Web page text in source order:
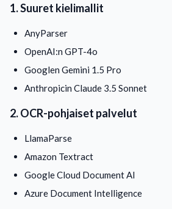
1. Suuret kielimallit
AnyParser
OpenAI:n GPT-4o
Googlen Gemini 1.5 Pro
Anthropicin Claude 3.5 Sonnet
2. OCR-pohjaiset palvelut
LlamaParse
Amazon Textract
Google Cloud Document AI
Azure Document Intelligence